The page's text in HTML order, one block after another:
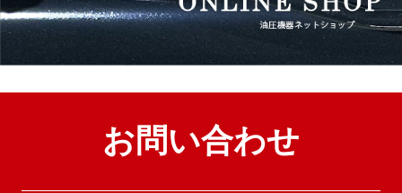
お問い合わせ